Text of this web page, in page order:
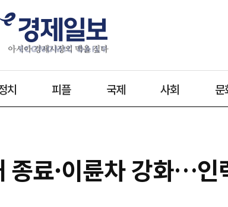
치 피플 국제 사회 문
료·이륜차 강화…인